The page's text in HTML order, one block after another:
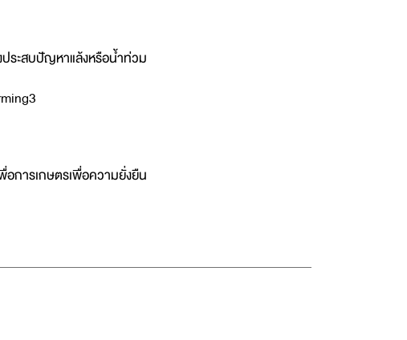
ประสบปัญหาแล้งหรือน้ำท่วม
การเกษตรเพื่อความยั่งยืน